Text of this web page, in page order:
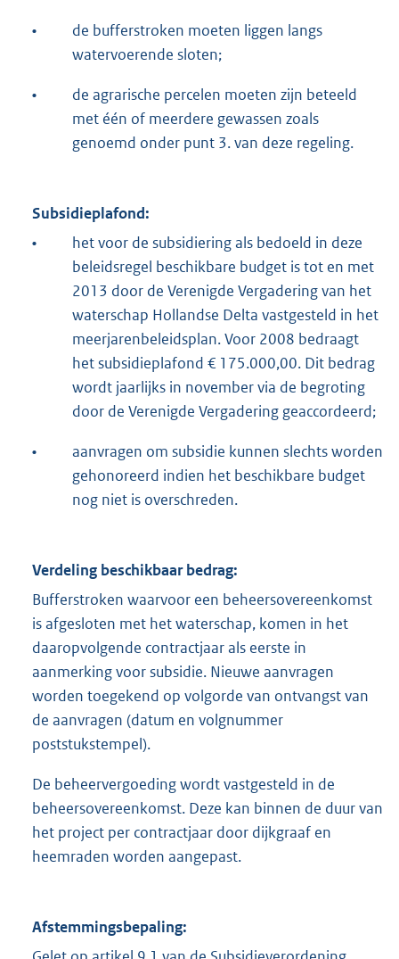
•
de bufferstroken moeten liggen langs
watervoerende sloten;
•
de agrarische percelen moeten zijn beteeld
met één of meerdere gewassen zoals
genoemd onder punt 3. van deze regeling.
Subsidieplafond:
•
het voor de subsidiering als bedoeld in deze
beleidsregel beschikbare budget is tot en met
2013 door de Verenigde Vergadering van het
waterschap Hollandse Delta vastgesteld in het
meerjarenbeleidsplan. Voor 2008 bedraagt
het subsidieplafond € 175.000,00. Dit bedrag
wordt jaarlijks in november via de begroting
door de Verenigde Vergadering geaccordeerd;
•
aanvragen om subsidie kunnen slechts worden
gehonoreerd indien het beschikbare budget
nog niet is overschreden.
Verdeling beschikbaar bedrag:
Bufferstroken waarvoor een beheersovereenkomst
is afgesloten met het waterschap, komen in het
daaropvolgende contractjaar als eerste in
aanmerking voor subsidie. Nieuwe aanvragen
worden toegekend op volgorde van ontvangst van
de aanvragen (datum en volgnummer
poststukstempel).
De beheervergoeding wordt vastgesteld in de
beheersovereenkomst. Deze kan binnen de duur van
het project per contractjaar door dijkgraaf en
heemraden worden aangepast.
Afstemmingsbepaling: